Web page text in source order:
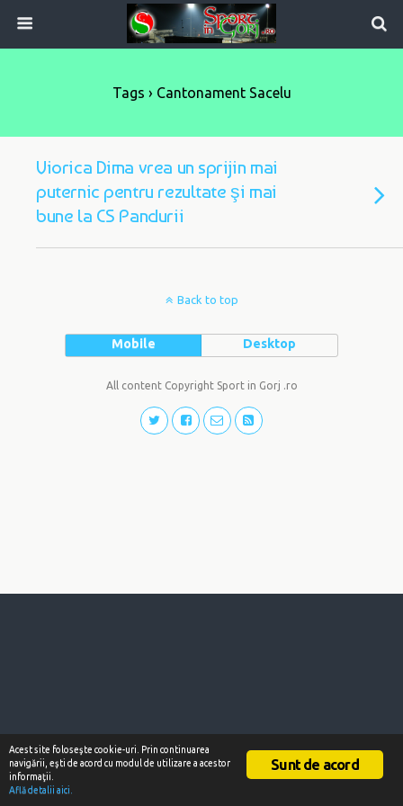
Tags › Cantonament Sacelu
Viorica Dima vrea un sprijin mai
puternic pentru rezultate şi mai
bune la CS Pandurii
Back to top
Mobile Desktop
All content Copyright Sport in Gorj .ro
Sunt de acord
Acest site foloseşte cookie-uri. Prin continuarea
navigării, eşti de acord cu modul de utilizare a acestor
informaţii.
Află detalii aici.